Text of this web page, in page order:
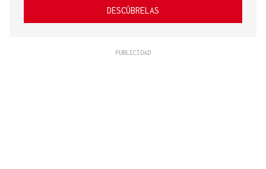
DESCÚBRELAS